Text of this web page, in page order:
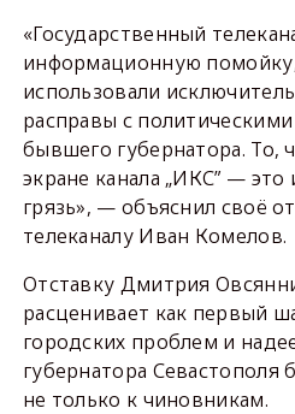
«Государственный
информационную
использовали
расправы с
бывшего губернатора. То,
экране канала „ИКС” —
грязь», — объяснил своё
телеканалу Иван Комелов.
Отставку Дмитрия
расценивает как первый
городских проблем и
губернатора Севастополя
не только к чиновникам.